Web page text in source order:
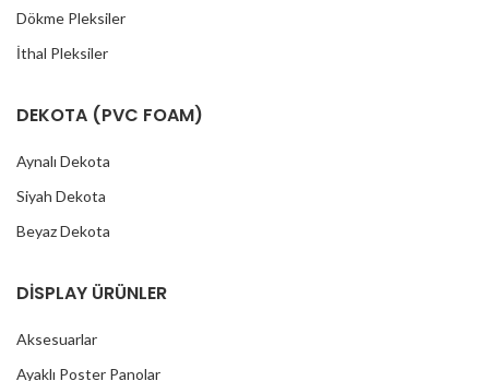
Dökme Pleksiler
İthal Pleksiler
DEKOTA (PVC FOAM)
Aynalı Dekota
Siyah Dekota
Beyaz Dekota
DİSPLAY ÜRÜNLER
Aksesuarlar
Ayaklı Poster Panolar